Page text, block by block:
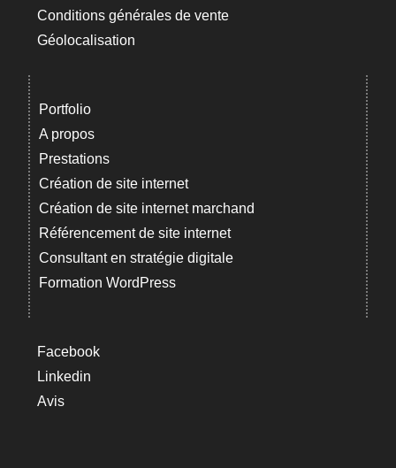
Conditions générales de vente
Géolocalisation
Portfolio
A propos
Prestations
Création de site internet
Création de site internet marchand
Référencement de site internet
Consultant en stratégie digitale
Formation WordPress
Facebook
Linkedin
Avis